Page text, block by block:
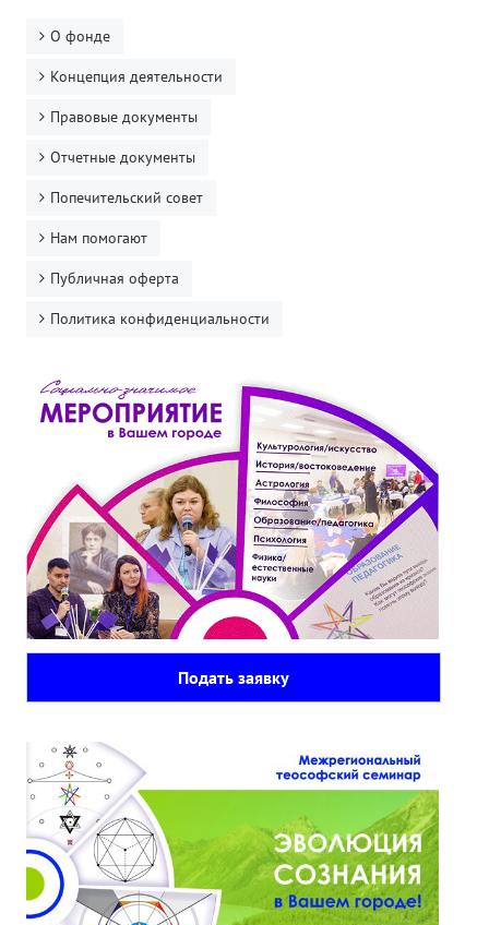
О фонде
Концепция деятельности
Правовые документы
Отчетные документы
Попечительский совет
Нам помогают
Публичная оферта
Политика конфиденциальности
Подать заявку